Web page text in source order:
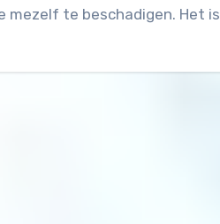
mezelf te beschadigen. Het is